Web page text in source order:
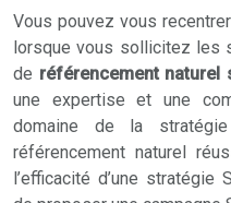
Vous pouvez vous
lorsque vous sollicitez les
de référencement naturel
une expertise et une
domaine de la stratégie
référencement naturel
l’efficacité d’une stratégie